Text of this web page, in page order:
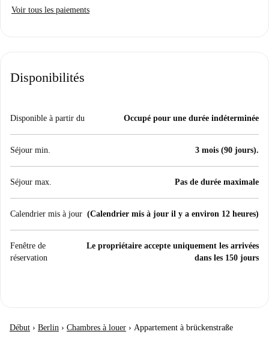
Voir tous les paiements
Disponibilités
Disponible à partir du Occupé pour une durée indéterminée
Séjour min. 3 mois (90 jours).
Séjour max. Pas de durée maximale
Calendrier mis à jour (Calendrier mis à jour il y a environ 12 heures)
Fenêtre de
réservation
Le propriétaire accepte uniquement les arrivées
dans les 150 jours
Début › Berlin › Chambres à louer › Appartement à brückenstraße